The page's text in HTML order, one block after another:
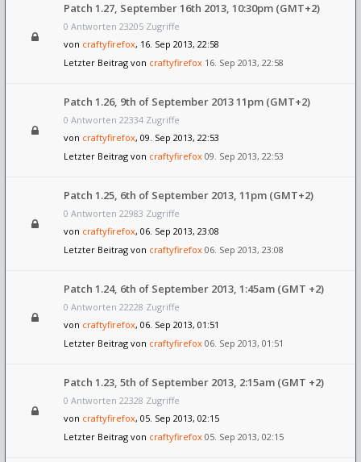
Patch 1.27, September 16th 2013, 10:30pm (GMT+2)
0 Antworten 23205 Zugriffe
von craftyfirefox, 16. Sep 2013, 22:58
Letzter Beitrag von craftyfirefox 16. Sep 2013, 22:58
Patch 1.26, 9th of September 2013 11pm (GMT+2)
0 Antworten 22334 Zugriffe
von craftyfirefox, 09. Sep 2013, 22:53
Letzter Beitrag von craftyfirefox 09. Sep 2013, 22:53
Patch 1.25, 6th of September 2013, 11pm (GMT+2)
0 Antworten 22983 Zugriffe
von craftyfirefox, 06. Sep 2013, 23:08
Letzter Beitrag von craftyfirefox 06. Sep 2013, 23:08
Patch 1.24, 6th of September 2013, 1:45am (GMT +2)
0 Antworten 22228 Zugriffe
von craftyfirefox, 06. Sep 2013, 01:51
Letzter Beitrag von craftyfirefox 06. Sep 2013, 01:51
Patch 1.23, 5th of September 2013, 2:15am (GMT +2)
0 Antworten 22328 Zugriffe
von craftyfirefox, 05. Sep 2013, 02:15
Letzter Beitrag von craftyfirefox 05. Sep 2013, 02:15